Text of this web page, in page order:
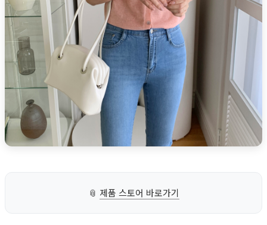
📎 제품 스토어 바로가기